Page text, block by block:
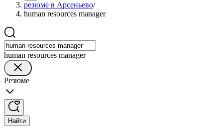
резюме в Арсеньево/
human resources manager
human resources manager
Резюме
Найти